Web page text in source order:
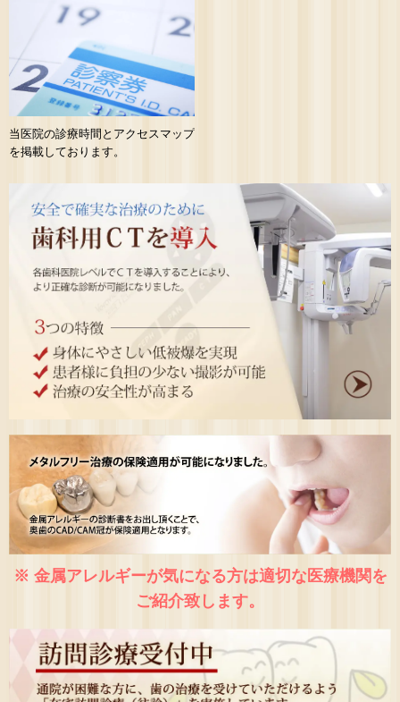
当医院の診療時間とアクセスマップ
を掲載しております。
※ 金属アレルギーが気になる方は適切な医療機関を
ご紹介致します。